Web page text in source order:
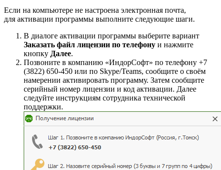
Если на компьютере не настроена электронная почта,
для активации программы выполните следующие шаги.
В диалоге активации программы выберите вариант
Заказать файл лицензии по телефону и нажмите
кнопку Далее.
Позвоните в компанию «ИндорСофт» по телефону +7
(3822) 650-450 или по Skype/Teams, сообщите о своём
намерении активировать программу. Затем сообщите
серийный номер лицензии и код активации. Далее
следуйте инструкциям сотрудника технической
поддержки.